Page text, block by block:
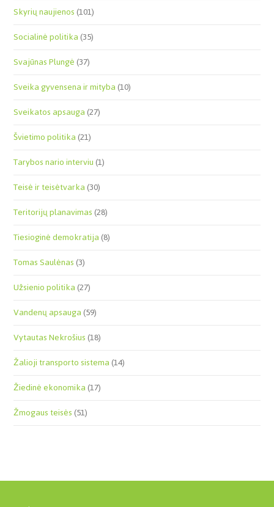
Skyrių naujienos(101)
Socialinė politika(35)
Svajūnas Plungė(37)
Sveika gyvensena ir mityba(10)
Sveikatos apsauga(27)
Švietimo politika(21)
Tarybos nario interviu(1)
Teisė ir teisėtvarka(30)
Teritorijų planavimas(28)
Tiesioginė demokratija(8)
Tomas Saulėnas(3)
Užsienio politika(27)
Vandenų apsauga(59)
Vytautas Nekrošius(18)
Žalioji transporto sistema(14)
Žiedinė ekonomika(17)
Žmogaus teisės(51)